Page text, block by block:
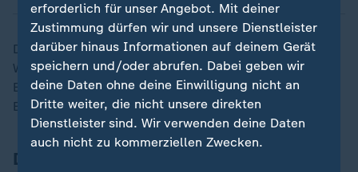
Den Ausbau der Drohnenabwehr bezeichnete Sütterlin-
Waack als gesamtstaatliche Aufgabe, bei der
Bundesregierung, Bundeswehr und Länder ihre
Bemühungen verstärken müssten.
Drohnen-Vorfälle in Dänemark
erforderlich für unser Angebot. Mit deiner
Zustimmung dürfen wir und unsere Dienstleister
darüber hinaus Informationen auf deinem Gerät
speichern und/oder abrufen. Dabei geben wir
deine Daten ohne deine Einwilligung nicht an
Dritte weiter, die nicht unsere direkten
Dienstleister sind. Wir verwenden deine Daten
auch nicht zu kommerziellen Zwecken.